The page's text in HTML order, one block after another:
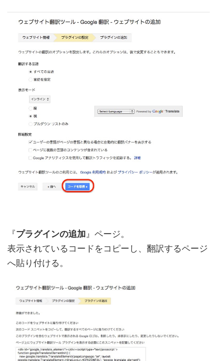
『プラグインの追加 』ページ。
表示されているコードをコピーし、翻訳するページ
へ貼り付ける。